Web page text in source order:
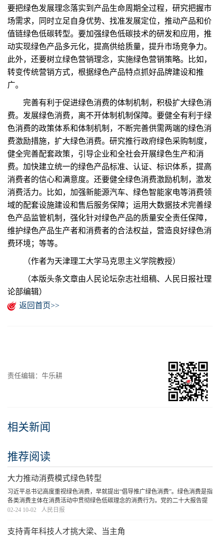
要把绿色发展理念落实到产品生命周期全过程，研究把握市
场需求，同时立足自身优势、找准发展定位，推动产品和价
值链绿色低碳转型。要加强绿色低碳技术的研发和应用，推
动实现绿色产品多元化，提高供给质量，提升市场竞争力。
此外，还要树立绿色营销理念，实施绿色营销策略。比如，
转变传统营销方式，根据绿色产品特点抓好品牌建设和推
广。
完善有利于促进绿色消费的体制机制，积极扩大绿色消
费。发展绿色消费，离不开体制机制保障。要健全有利于绿
色消费的政策体系和体制机制，不断完善供需两端的绿色消
费激励措施，扩大绿色消费。研究推行政府绿色采购制度，
健全完善配套政策，引导企业和全社会开展绿色生产和消
费。加快建立统一的绿色产品标准、认证、标识体系，提高
消费者的信心和满意度。还要健全绿色消费激励机制，激发
消费活力。比如，加强新能源汽车、绿色智能家电等消费领
域的配套设施建设和售后服务保障；运用大数据技术完善绿
色产品监管机制，强化针对绿色产品的质量安全责任保障，
维护绿色产品生产者和消费者的合法权益，营造良好绿色消
费环境；等等。
（作者为天津理工大学马克思主义学院教授）
（本版头条文章由人民论坛杂志社组稿、人民日报社理
论部编辑）
返回首页>>
责任编辑：牛乐耕
相关新闻
推荐阅读
大力推动消费模式绿色转型
习近平总书记高度重视绿色消费，早就提出“倡导推广绿色消费”。绿色消费是指
各类消费主体在消费活动中贯彻绿色低碳理念的消费行为。党的二十大报告提
出“倡导绿色消费，推动形成绿色低碳的生产方式和生活方式”，党的二十届三中
02-24 10-02 人民日报
支持青年科技人才挑大梁、当主角